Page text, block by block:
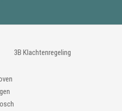
3B Klachtenregeling